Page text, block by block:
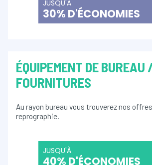
JUSQU'À
30% D'ÉCONOMIES
ÉQUIPEMENT DE BUREAU
FOURNITURES
Au rayon bureau vous trouverez nos
reprographie.
JUSQU'À
40% D'ÉCONOMIES